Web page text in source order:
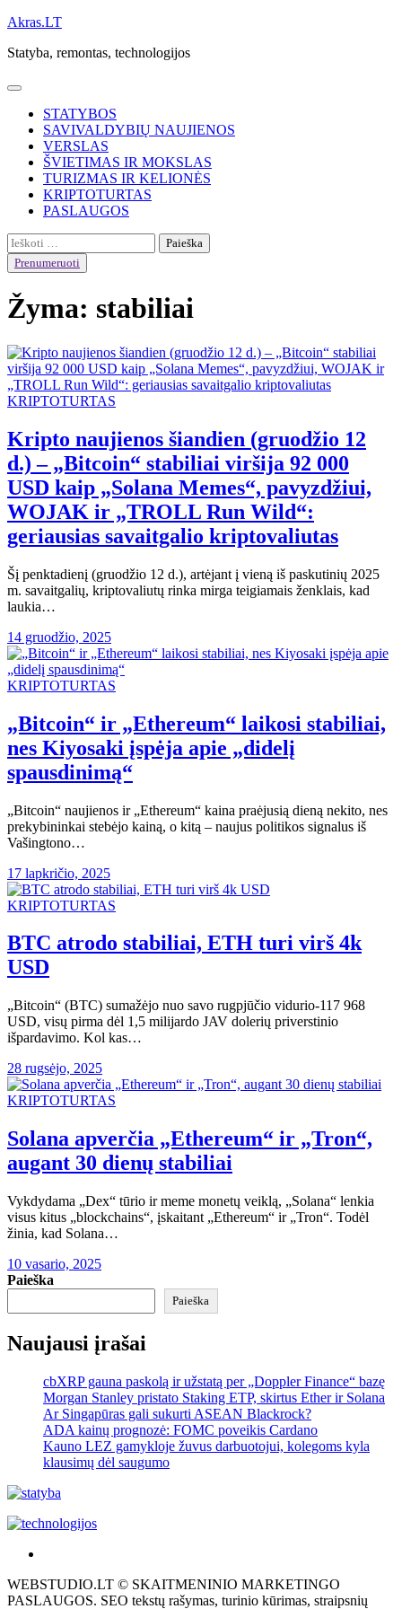
Skip
content
Akras.LT
Statyba, remontas, technologijos
STATYBOS
SAVIVALDYBIŲ NAUJIENOS
VERSLAS
ŠVIETIMAS IR MOKSLAS
TURIZMAS IR KELIONĖS
KRIPTOTURTAS
PASLAUGOS
Ieškoti:
Prenumeruoti
Žyma: stabiliai
KRIPTOTURTAS
Kripto naujienos šiandien (gruodžio 12
d.) – „Bitcoin“ stabiliai viršija 92 000
USD kaip „Solana Memes“, pavyzdžiui,
WOJAK ir „TROLL Run Wild“:
geriausias savaitgalio kriptovaliutas
Šį penktadienį (gruodžio 12 d.), artėjant į vieną iš paskutinių 2025
m. savaitgalių, kriptovaliutų rinka mirga teigiamais ženklais, kad
laukia…
14 gruodžio, 2025
KRIPTOTURTAS
„Bitcoin“ ir „Ethereum“ laikosi stabiliai,
nes Kiyosaki įspėja apie „didelį
spausdinimą“
„Bitcoin“ naujienos ir „Ethereum“ kaina praėjusią dieną nekito, nes
prekybininkai stebėjo kainą, o kitą – naujus politikos signalus iš
Vašingtono…
17 lapkričio, 2025
KRIPTOTURTAS
BTC atrodo stabiliai, ETH turi virš 4k
USD
„Bitcoin“ (BTC) sumažėjo nuo savo rugpjūčio vidurio-117 968 ​​
USD, visų pirma dėl 1,5 milijardo JAV dolerių priverstinio
išpardavimo. Kol kas…
28 rugsėjo, 2025
KRIPTOTURTAS
Solana apverčia „Ethereum“ ir „Tron“,
augant 30 dienų stabiliai
Vykdydama „Dex“ tūrio ir meme monetų veiklą, „Solana“ lenkia
visus kitus „blockchains“, įskaitant „Ethereum“ ir „Tron“. Todėl
žinia, kad Solana…
10 vasario, 2025
Paieška
Paieška
Naujausi įrašai
cbXRP gauna paskolą ir užstatą per „Doppler Finance“ bazę
Morgan Stanley pristato Staking ETP, skirtus Ether ir Solana
Ar Singapūras gali sukurti ASEAN Blackrock?
ADA kainų prognozė: FOMC poveikis Cardano
Kauno LEZ gamykloje žuvus darbuotojui, kolegoms kyla
klausimų dėl saugumo
tai
žemės
WEBSTUDIO.LT © SKAITMENINIO MARKETINGO
PASLAUGOS. SEO tekstų rašymas, turinio kūrimas, straipsnių